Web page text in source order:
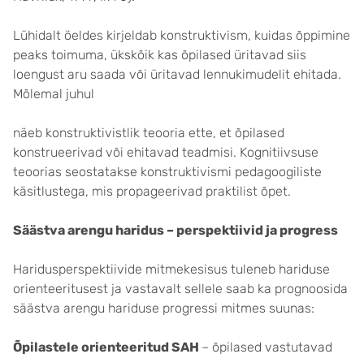
Lühidalt öeldes kirjeldab konstruktivism, kuidas õppimine
peaks toimuma, ükskõik kas õpilased üritavad siis
loengust aru saada või üritavad lennukimudelit ehitada.
Mõlemal juhul
näeb konstruktivistlik teooria ette, et õpilased
konstrueerivad või ehitavad teadmisi. Kognitiivsuse
teoorias seostatakse konstruktivismi pedagoogiliste
käsitlustega, mis propageerivad praktilist õpet.
Säästva arengu haridus – perspektiivid ja progress
Haridusperspektiivide mitmekesisus tuleneb hariduse
orienteeritusest ja vastavalt sellele saab ka prognoosida
säästva arengu hariduse progressi mitmes suunas:
Õpilastele orienteeritud SAH – õpilased vastutavad